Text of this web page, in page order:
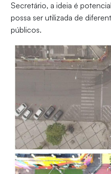
Secretário, a ideia é
possa ser utilizada de
públicos.